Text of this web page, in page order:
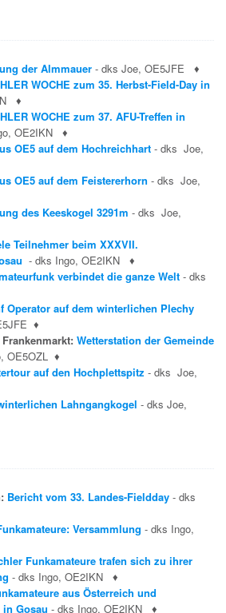
der Almmauer - dks Joe, OE5JFE
♦
WOCHE zum 35. Herbst-Field-Day in
♦
WOCHE zum 37. AFU-Treffen in
OE2IKN
♦
OE5 auf dem Hochreichhart - dks Joe,
OE5 auf dem Feistererhorn - dks Joe,
des Keeskogel 3291m - dks Joe,
Teilnehmer beim XXXVII.
- dks Ingo, OE2IKN
♦
verbindet die ganze Welt - dks
Operator auf dem winterlichen Plechy
♦
Wetterstation der Gemeinde
OE5OZL ♦
auf den Hochplettspitz - dks Joe,
Lahngangkogel - dks Joe,
Bericht vom 33. Landes-Fieldday - dks
Versammlung - dks Ingo,
Funkamateure trafen sich zu ihrer
- dks Ingo, OE2IKN
♦
aus Österreich und
Gosau - dks Ingo, OE2IKN
♦